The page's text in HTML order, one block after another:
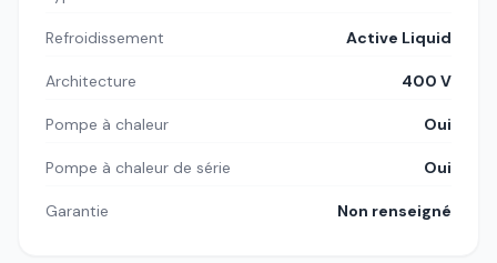
Refroidissement Active Liquid
Architecture 400 V
Pompe à chaleur Oui
Pompe à chaleur de série Oui
Garantie Non renseigné